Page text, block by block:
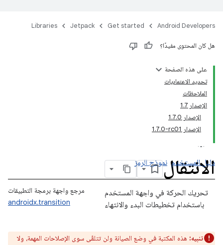
Android Developers
Get started
Jetpack
Libraries
هل كان المحتوى مفيدًا؟
على هذه الصفحة
تحديد الاعتماديات
الملاحظات
الإصدار 1.7
الإصدار 1.7.0
الإصدار ‎1.7.0-rc01
الانتقال
دليل المستخدم نموذج الرمز
مرجع واجهة برمجة التطبيقات
androidx.transition
تحريك الحركة في واجهة المستخدم
باستخدام تخطيطات البدء والانتهاء
تنبيه: هذه المكتبة في وضع الصيانة ولن تتلقّى سوى الإصلاحات المهمة، ولا